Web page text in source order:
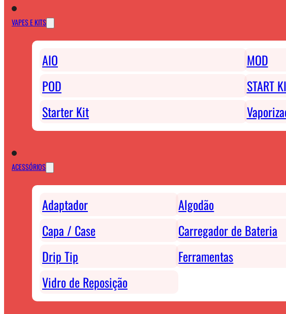
VAPES E KITS
AIO
MOD
POD
START
Starter Kit
ACESSÓRIOS
Adaptador Algodão
Capa / Case
Carregador de Bateria
Drip Tip
Ferramentas
Vidro de Reposição